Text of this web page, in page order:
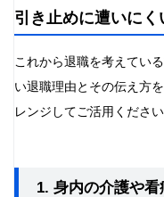
レンジし、あなたの可能性を
しょう。
引き止めに遭いに
これから退職を考えてい
い退職理由とその伝え方
レンジしてご活用ください
1. 身内の介護や